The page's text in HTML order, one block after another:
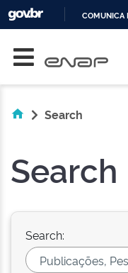
COMUNICA
Search
Search
Search: